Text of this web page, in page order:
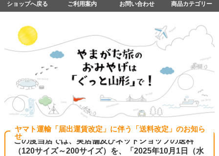
ショップへ戻る ご利用案内 お問い合わせ 商品カテゴリー
ヤマト運輸「届出運賃改定」に伴う「送料改定」のお知ら
せ
この度当店では、実店舗及びネットショップの送料
（120サイズ～200サイズ）を、「2025年10月1日（水